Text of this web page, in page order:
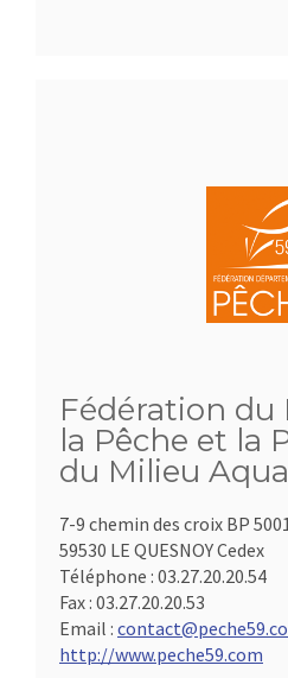
Fédération du
la Pêche et la
du Milieu
7-9 chemin des croix BP
59530 LE QUESNOY Cedex
Téléphone : 03.27.20.20.54
Fax : 03.27.20.20.53
Email :
http://www.peche59.com